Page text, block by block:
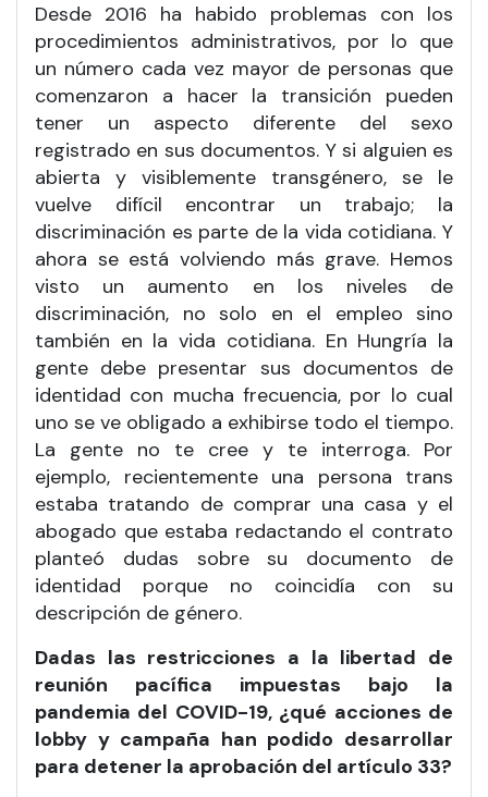
Desde 2016 ha habido problemas con los
procedimientos administrativos, por lo que
un número cada vez mayor de personas que
comenzaron a hacer la transición pueden
tener un aspecto diferente del sexo
registrado en sus documentos. Y si alguien es
abierta y visiblemente transgénero, se le
vuelve difícil encontrar un trabajo; la
discriminación es parte de la vida cotidiana. Y
ahora se está volviendo más grave. Hemos
visto un aumento en los niveles de
discriminación, no solo en el empleo sino
también en la vida cotidiana. En Hungría la
gente debe presentar sus documentos de
identidad con mucha frecuencia, por lo cual
uno se ve obligado a exhibirse todo el tiempo.
La gente no te cree y te interroga. Por
ejemplo, recientemente una persona trans
estaba tratando de comprar una casa y el
abogado que estaba redactando el contrato
planteó dudas sobre su documento de
identidad porque no coincidía con su
descripción de género.
Dadas las restricciones a la libertad de
reunión pacífica impuestas bajo la
pandemia del COVID-19, ¿qué acciones de
lobby y campaña han podido desarrollar
para detener la aprobación del artículo 33?